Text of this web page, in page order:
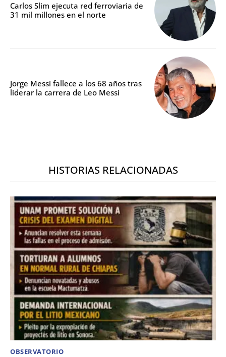
Carlos Slim ejecuta red ferroviaria de
31 mil millones en el norte
Jorge Messi fallece a los 68 años tras
liderar la carrera de Leo Messi
HISTORIAS RELACIONADAS
OBSERVATORIO